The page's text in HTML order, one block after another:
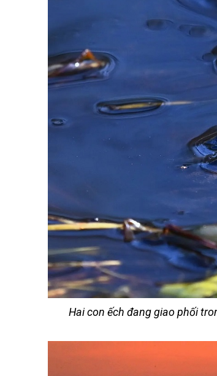
Hai con ếch đang giao phối